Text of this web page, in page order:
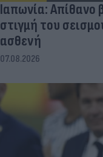
Ιαπωνία: Απίθανο
στιγμή του
ασθενή
07.08.2026